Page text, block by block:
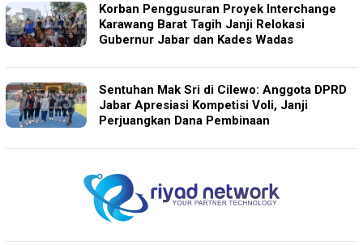
Korban Penggusuran Proyek Interchange
Karawang Barat Tagih Janji Relokasi
Gubernur Jabar dan Kades Wadas
Sentuhan Mak Sri di Cilewo: Anggota DPRD
Jabar Apresiasi Kompetisi Voli, Janji
Perjuangkan Dana Pembinaan